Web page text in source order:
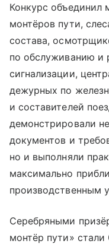
Конкурс объединил
монтёров пути,
состава,
по обслуживанию и
сигнализации,
дежурных по
и составителей
демонстрировали
документов и
но и выполняли
максимально
производственным
Серебряными
монтёр пути»